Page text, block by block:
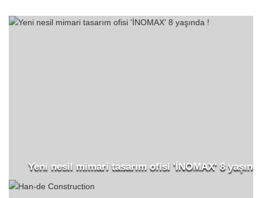
Yeni nesil mimari tasarım ofisi 'İNOMAX' 8